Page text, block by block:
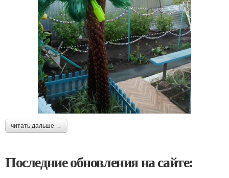
читать дальше →
Последние обновления на сайте: